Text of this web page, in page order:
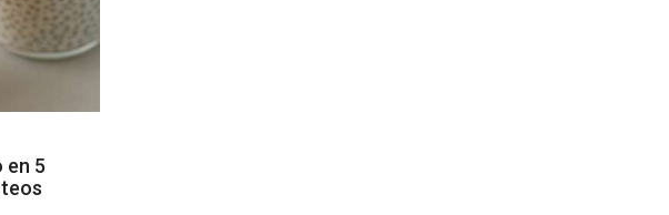
en 5